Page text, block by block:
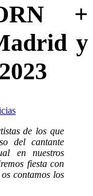
+
y
de los que
del cantante
en nuestros
fiesta con
contamos los